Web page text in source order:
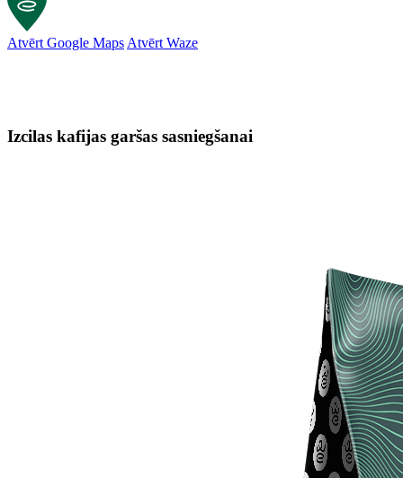
Atvērt Google Maps Atvērt Waze
Izcilas kafijas garšas sasniegšanai